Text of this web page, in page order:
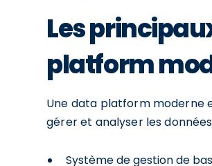
Les
platform
Une data platform moderne
gérer et analyser les
Système de gestion de